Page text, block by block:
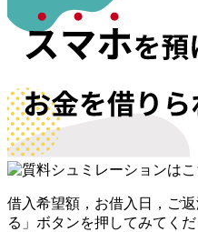
借入希望額，お借入日，ご
る」ボタンを押してみてくだ